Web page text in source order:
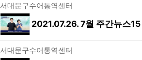
서대문구수어통역센터
2021.07.26. 7월 주간뉴스15
서대문구수어통역센터